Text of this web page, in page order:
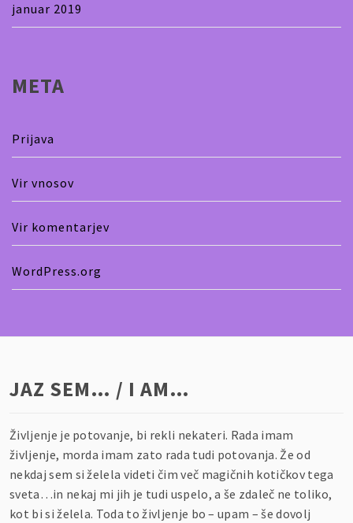
januar 2019
META
Prijava
Vir vnosov
Vir komentarjev
WordPress.org
JAZ SEM… / I AM…
Življenje je potovanje, bi rekli nekateri. Rada imam
življenje, morda imam zato rada tudi potovanja. Že od
nekdaj sem si želela videti čim več magičnih kotičkov tega
sveta…in nekaj mi jih je tudi uspelo, a še zdaleč ne toliko,
kot bi si želela. Toda to življenje bo – upam – še dovolj